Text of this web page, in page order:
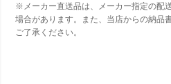
※メーカー直送品は、メーカー指定の配
場合があります。また、当店からの納品
ご了承ください。